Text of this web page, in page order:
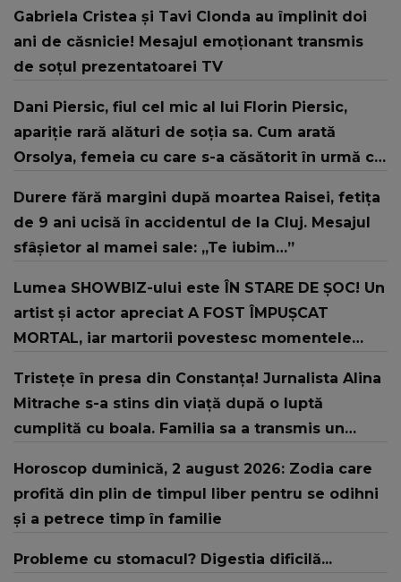
Gabriela Cristea şi Tavi Clonda au împlinit doi
ani de căsnicie! Mesajul emoţionant transmis
de soţul prezentatoarei TV
Dani Piersic, fiul cel mic al lui Florin Piersic,
apariție rară alături de soția sa. Cum arată
Orsolya, femeia cu care s-a căsătorit în urmă cu
Durere fără margini după moartea Raisei, fetița
de 9 ani ucisă în accidentul de la Cluj. Mesajul
sfâșietor al mamei sale: „Te iubim…”
Lumea SHOWBIZ-ului este ÎN STARE DE ȘOC! Un
artist și actor apreciat A FOST ÎMPUȘCAT
MORTAL, iar martorii povestesc momentele
armă au fost trase. O parte a capului i-a fost..."
Tristețe în presa din Constanța! Jurnalista Alina
Mitrache s-a stins din viață după o luptă
cumplită cu boala. Familia sa a transmis un
Horoscop duminică, 2 august 2026: Zodia care
profită din plin de timpul liber pentru se odihni
și a petrece timp în familie
Probleme cu stomacul? Digestia dificilă...